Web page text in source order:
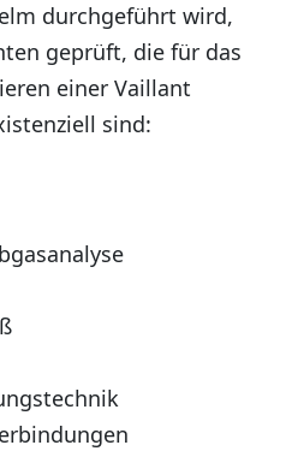
durchgeführt wird,
geprüft, die für das
einer Vaillant
sind: